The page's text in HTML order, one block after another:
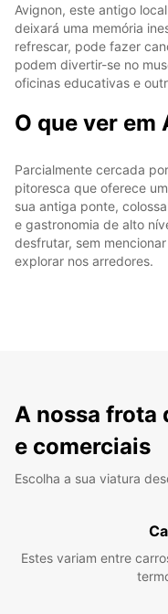
Avignon, este antigo
deixará uma memória
refrescar, pode fazer
podem divertir-se no
oficinas educativas e
O que ver em
Parcialmente cercada
pitoresca que oferece
sua antiga ponte,
e gastronomia de alto
desfrutar, sem
explorar nos arredores.
A nossa frota
e comerciais
Escolha a sua viatura
Estes variam entre